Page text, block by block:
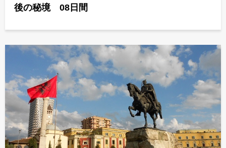
後の秘境 08日間